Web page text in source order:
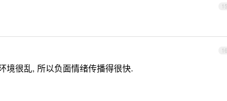
15
16
境很乱, 所以负面情绪传播得很快.